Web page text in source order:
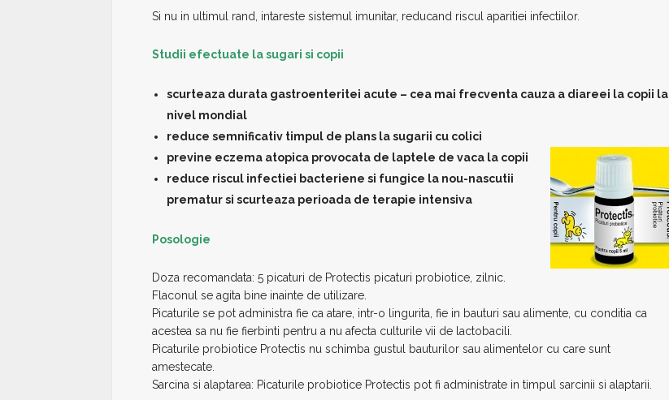
Si nu in ultimul rand, intareste sistemul imunitar, reducand riscul aparitiei infectiilor.
Studii efectuate la sugari si copii
scurteaza durata gastroenteritei acute – cea mai frecventa cauza a diareei la copii la
nivel mondial
reduce semnificativ timpul de plans la sugarii cu colici
previne eczema atopica provocata de laptele de vaca la copii
reduce riscul infectiei bacteriene si fungice la nou-nascutii
prematur si scurteaza perioada de terapie intensiva
Posologie
Doza recomandata: 5 picaturi de Protectis picaturi probiotice, zilnic.
Flaconul se agita bine inainte de utilizare.
Picaturile se pot administra fie ca atare, intr-o lingurita, fie in bauturi sau alimente, cu conditia ca
acestea sa nu fie fierbinti pentru a nu afecta culturile vii de lactobacili.
Picaturile probiotice Protectis nu schimba gustul bauturilor sau alimentelor cu care sunt
amestecate.
Sarcina si alaptarea: Picaturile probiotice Protectis pot fi administrate in timpul sarcinii si alaptarii.